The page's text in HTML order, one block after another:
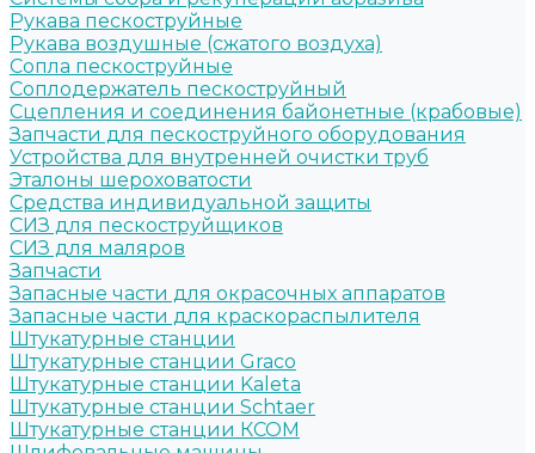
Рукава пескоструйные
Рукава воздушные (сжатого воздуха)
Сопла пескоструйные
Соплодержатель пескоструйный
Сцепления и соединения байонетные (крабовые)
Запчасти для пескоструйного оборудования
Устройства для внутренней очистки труб
Эталоны шероховатости
Средства индивидуальной защиты
СИЗ для пескоструйщиков
СИЗ для маляров
Запчасти
Запасные части для окрасочных аппаратов
Запасные части для краскораспылителя
Штукатурные станции
Штукатурные станции Graco
Штукатурные станции Kaleta
Штукатурные станции Schtaer
Штукатурные станции КСОМ